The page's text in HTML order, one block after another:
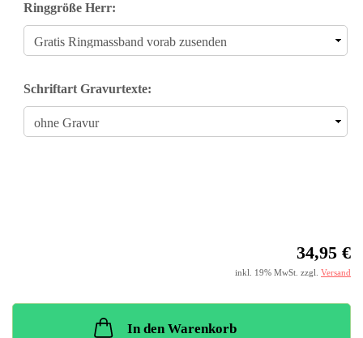
Ringgröße Herr:
Schriftart Gravurtexte:
34,95 €
inkl. 19% MwSt. zzgl. Versand
In den Warenkorb